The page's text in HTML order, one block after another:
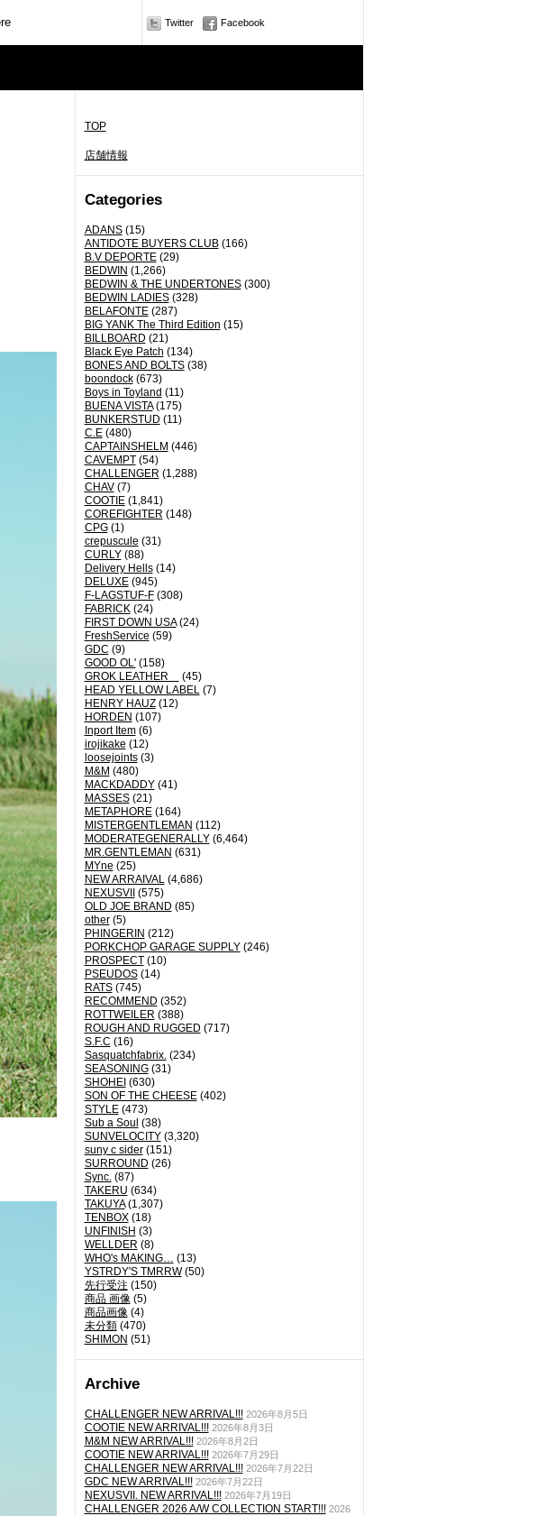
Twitter Facebook
TOP
店舗情報
Categories
ADANS(15)
ANTIDOTE BUYERS CLUB(166)
B.V DEPORTE(29)
BEDWIN (1,266)
BEDWIN & THE UNDERTONES(300)
BEDWIN LADIES(328)
BELAFONTE(287)
BIG YANK The Third Edition (15)
BILLBOARD (21)
Black Eye Patch (134)
BONES AND BOLTS(38)
boondock(673)
Boys in Toyland (11)
BUENA VISTA(175)
BUNKERSTUD (11)
C.E(480)
CAPTAINSHELM (446)
CAVEMPT(54)
CHALLENGER (1,288)
CHAV(7)
COOTIE(1,841)
COREFIGHTER (148)
CPG(1)
crepuscule (31)
CURLY(88)
Delivery Hells(14)
DELUXE(945)
F-LAGSTUF-F(308)
FABRICK(24)
FIRST DOWN USA(24)
FreshService (59)
GDC (9)
GOOD OL'(158)
GROK LEATHER
(45)
HEAD YELLOW LABEL(7)
HENRY HAUZ(12)
HORDEN (107)
Inport Item(6)
irojikake (12)
loosejoints(3)
M&M (480)
MACKDADDY(41)
MASSES(21)
METAPHORE(164)
MISTERGENTLEMAN (112)
MODERATEGENERALLY(6,464)
MR.GENTLEMAN (631)
MYne (25)
NEW ARRAIVAL(4,686)
NEXUSVII
(575)
OLD JOE BRAND (85)
other(5)
PHINGERIN (212)
PORKCHOP GARAGE SUPPLY(246)
PROSPECT(10)
PSEUDOS(14)
RATS(745)
RECOMMEND (352)
ROTTWEILER (388)
ROUGH AND RUGGED (717)
S.F.C (16)
Sasquatchfabrix.(234)
SEASONING(31)
SHOHEI (630)
SON OF THE CHEESE(402)
STYLE(473)
Sub a Soul (38)
SUNVELOCITY(3,320)
suny c sider(151)
SURROUND (26)
Sync.(87)
TAKERU (634)
TAKUYA(1,307)
TENBOX(18)
UNFINISH (3)
WELLDER (8)
WHO's MAKING… (13)
YSTRDY'S TMRRW(50)
先行受注 (150)
商品 画像(5)
商品画像(4)
未分類(470)
SHIMON (51)
Archive
CHALLENGER NEW ARRIVAL!!! 2026年8月5日
COOTIE NEW ARRIVAL!!! 2026年8月3日
M&M NEW ARRIVAL!!! 2026年8月2日
COOTIE NEW ARRIVAL!!! 2026年7月29日
CHALLENGER NEW ARRIVAL!!! 2026年7月22日
GDC NEW ARRIVAL!!! 2026年7月22日
NEXUSVII. NEW ARRIVAL!!! 2026年7月19日
CHALLENGER 2026 A/W COLLECTION START!!! 2026